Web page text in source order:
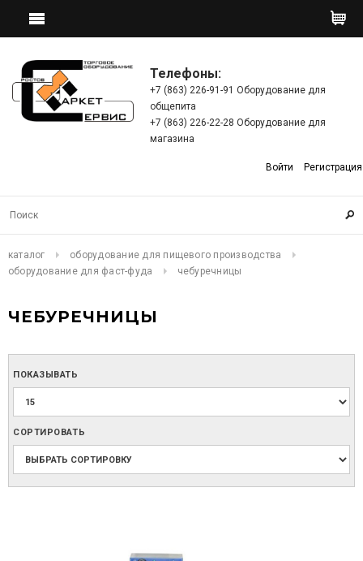
Телефоны:
+7 (863) 226-91-91 Оборудование для
общепита
+7 (863) 226-22-28 Оборудование для
магазина
Войти Регистрация
каталог
оборудование для пищевого производства
оборудование для фаст-фуда
чебуречницы
ЧЕБУРЕЧНИЦЫ
ПОКАЗЫВАТЬ
СОРТИРОВАТЬ